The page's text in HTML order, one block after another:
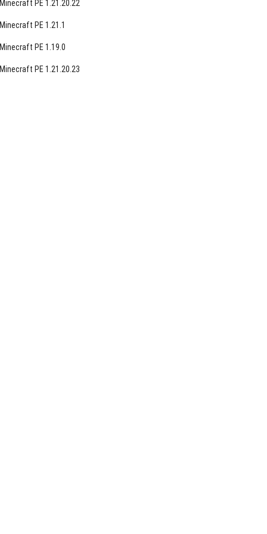
Minecraft PE 1.21.20.22
Minecraft PE 1.21.1
Minecraft PE 1.19.0
Minecraft PE 1.21.20.23